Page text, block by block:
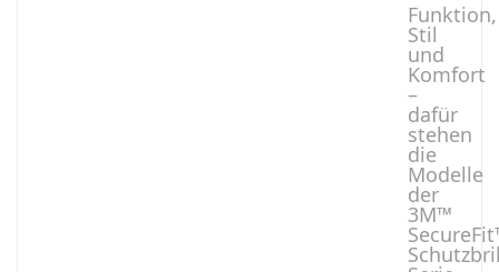
Funktion,
Stil
und
Komfort
–
dafür
stehen
die
Modelle
der
3M™